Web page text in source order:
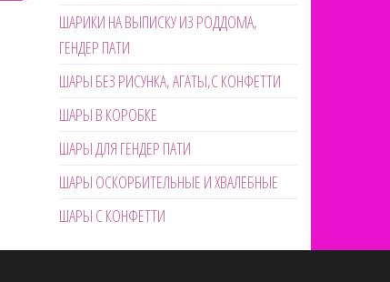
ШАРИКИ НА ВЫПИСКУ ИЗ РОДДОМА,
ГЕНДЕР ПАТИ
ШАРЫ БЕЗ РИСУНКА, АГАТЫ,С КОНФЕТТИ
ШАРЫ В КОРОБКЕ
ШАРЫ ДЛЯ ГЕНДЕР ПАТИ
ШАРЫ ОСКОРБИТЕЛЬНЫЕ И ХВАЛЕБНЫЕ
ШАРЫ С КОНФЕТТИ